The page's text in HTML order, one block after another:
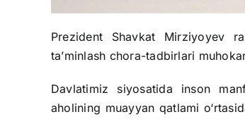
Prezident Shavkat Mirziyoyev
ta’minlash chora-tadbirlari
Davlatimiz siyosatida inson
aholining muayyan qatlami